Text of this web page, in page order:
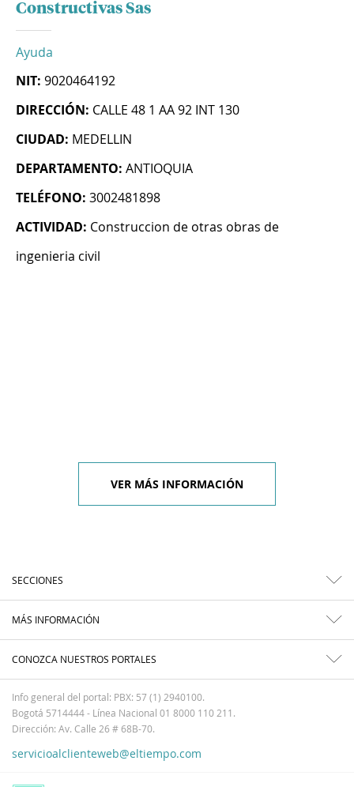
Constructivas Sas
Ayuda
NIT: 9020464192
DIRECCIÓN: CALLE 48 1 AA 92 INT 130
CIUDAD: MEDELLIN
DEPARTAMENTO: ANTIOQUIA
TELÉFONO: 3002481898
ACTIVIDAD: Construccion de otras obras de
ingenieria civil
VER MÁS INFORMACIÓN
SECCIONES
MÁS INFORMACIÓN
CONOZCA NUESTROS PORTALES
Info general del portal: PBX: 57 (1) 2940100.
Bogotá 5714444 - Línea Nacional 01 8000 110 211.
Dirección: Av. Calle 26 # 68B-70.
servicioalclienteweb@eltiempo.com